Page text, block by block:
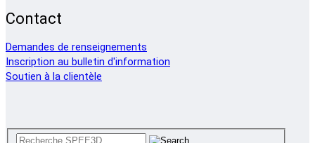
Contact
Demandes de renseignements
Inscription au bulletin d'information
Soutien à la clientèle